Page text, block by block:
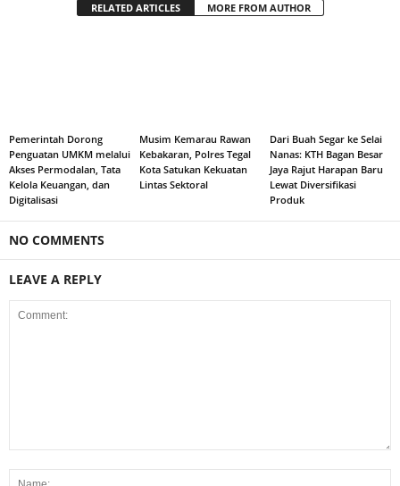
RELATED ARTICLES MORE FROM AUTHOR
Pemerintah Dorong
Penguatan UMKM melalui
Akses Permodalan, Tata
Kelola Keuangan, dan
Digitalisasi
Musim Kemarau Rawan
Kebakaran, Polres Tegal
Kota Satukan Kekuatan
Lintas Sektoral
Dari Buah Segar ke Selai
Nanas: KTH Bagan Besar
Jaya Rajut Harapan Baru
Lewat Diversifikasi
Produk
NO COMMENTS
LEAVE A REPLY